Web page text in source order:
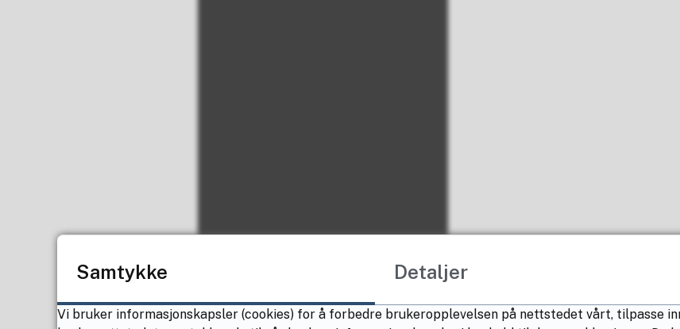
Samtykke Detaljer
Vi bruker informasjonskapsler (cookies) for å forbedre brukeropplevelsen på nettstedet vårt, tilpasse